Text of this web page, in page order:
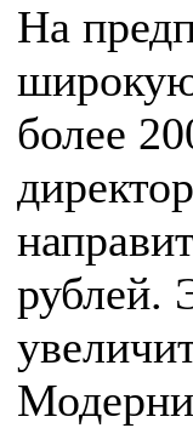
На
более
рублей.